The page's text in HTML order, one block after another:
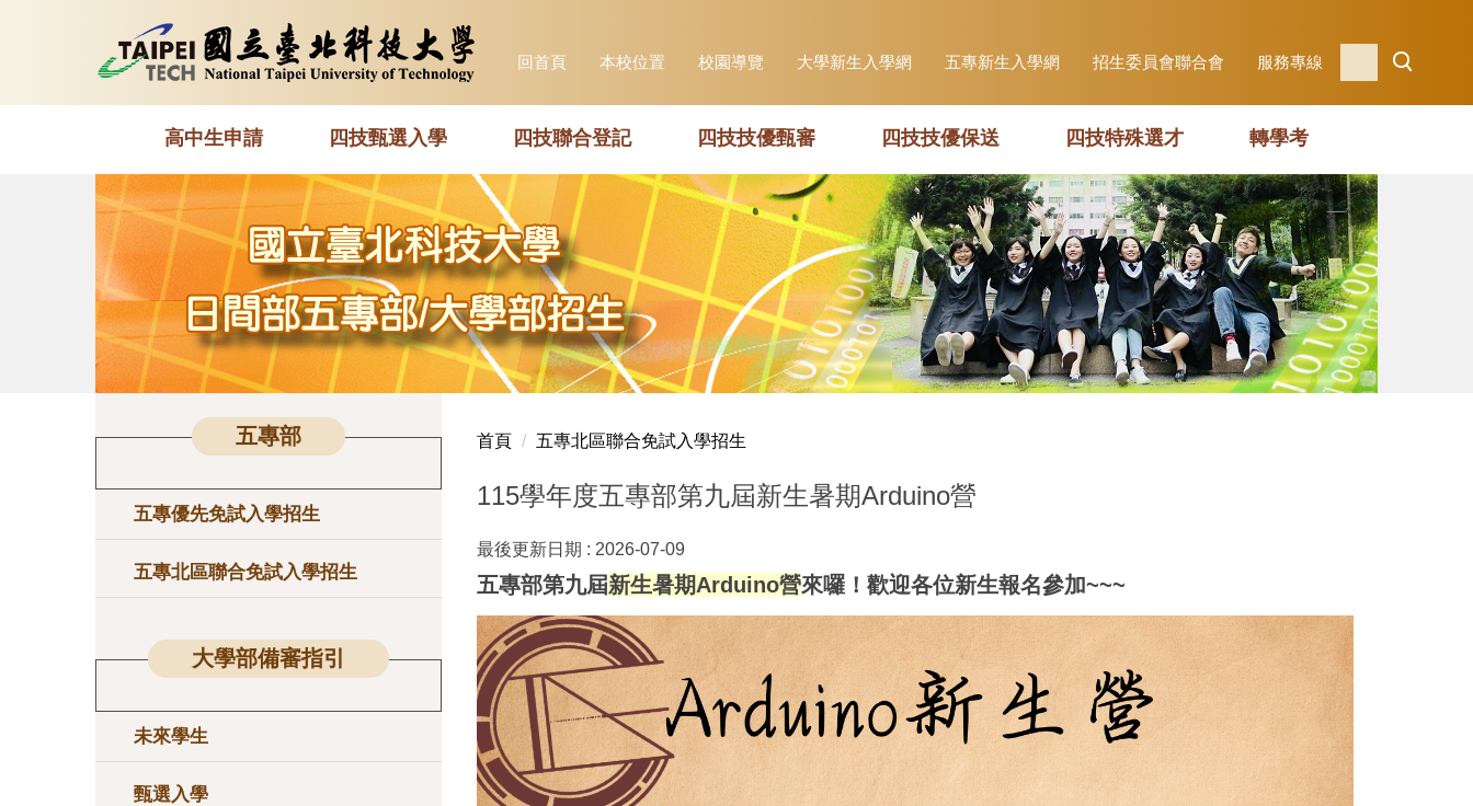
回首頁 本校位置 校園導覽 大學新生入學網 五專新生入學網 招生委員會聯合會 服務專線
高中生申請 四技甄選入學 四技聯合登記 四技技優甄審 四技技優保送 四技特殊選才 轉學考
五專部
五專優先免試入學招生
五專北區聯合免試入學招生
大學部備審指引
未來學生
甄選入學
首頁 五專北區聯合免試入學招生
115學年度五專部第九屆新生暑期Arduino營
最後更新日期 : 2026-07-09
五專部第九屆新生暑期Arduino營來囉！歡迎各位新生報名參加~~~